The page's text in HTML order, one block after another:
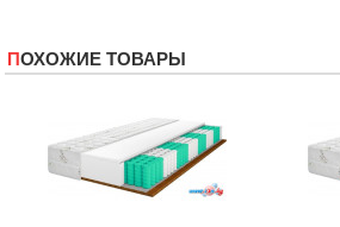
ПОХОЖИЕ ТОВАРЫ